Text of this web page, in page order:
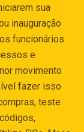
sua
inauguração
funcionários
e
movimento
fazer isso
teste